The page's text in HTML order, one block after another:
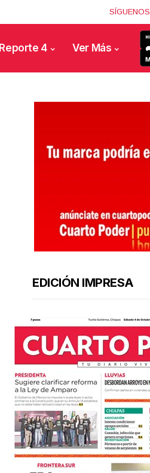
SÍGUENOS
Reporte 4 Ver Más
EDICIÓN IMPRESA